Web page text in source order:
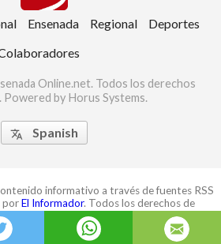
Ensenada Regional
Deportes
Online.net. Todos los derechos
Powered by Horus Systems.
 Spanish
informativo a través de fuentes RSS
porEl Informador. Todos los derechos de
medios. Este portal no reproduce
enlaza a la fuente original. Para cualquier
por favor contáctenos.